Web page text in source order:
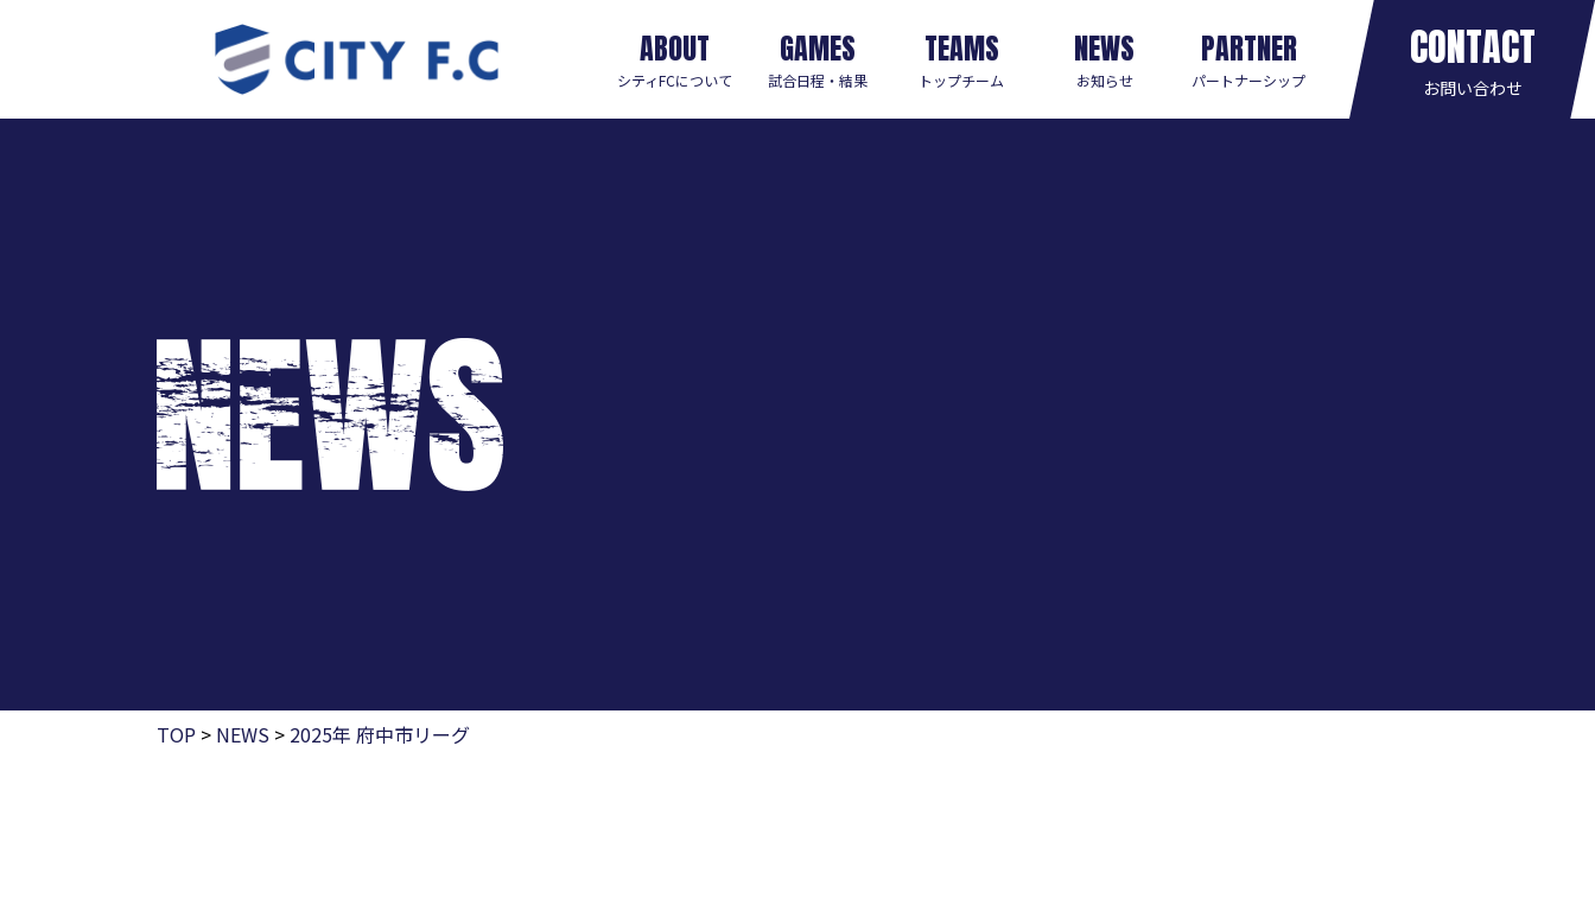
ABOUT
シティFCについて
GAMES
試合日程・結果
TEAMS
トップチーム
NEWS
お知らせ
PARTNER
パートナーシップ
CONTACT
お問い合わせ
TOP > NEWS > 2025年 府中市リーグ